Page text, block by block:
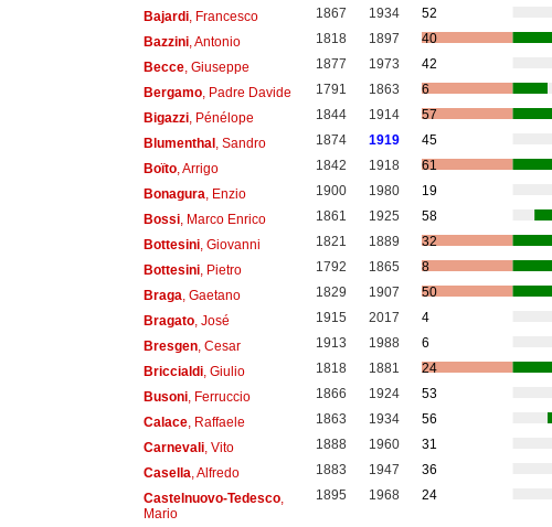
Bajardi, Francesco 1867 1934
52
Bazzini, Antonio 1818 1897
40
Becce, Giuseppe 1877 1973
42
Bergamo, Padre Davide 1791 1863
6
Bigazzi, Pénélope 1844 1914
57
Blumenthal, Sandro 1874 1919
45
Boïto, Arrigo 1842 1918
61
Bonagura , Enzio 1900 1980
19
Bossi, Marco Enrico 1861 1925
58
Bottesini, Giovanni 1821 1889
32
Bottesini, Pietro 1792 1865
8
Braga , Gaetano 1829 1907
50
Bragato, José 1915 2017
4
Bresgen, Cesar 1913 1988
6
Briccialdi, Giulio 1818 1881
24
Busoni, Ferruccio 1866 1924
53
Calace, Raffaele 1863 1934
56
Carnevali, Vito 1888 1960
31
Casella , Alfredo 1883 1947
36
Castelnuovo-Tedesco,
Mario
1895 1968 24